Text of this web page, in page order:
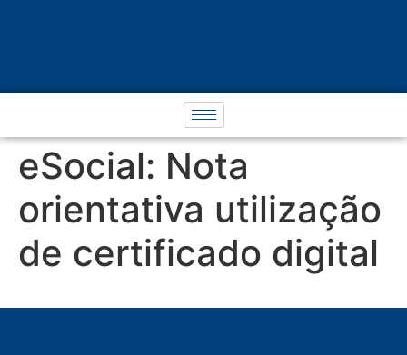
eSocial: Nota
orientativa utilização
de certificado digital